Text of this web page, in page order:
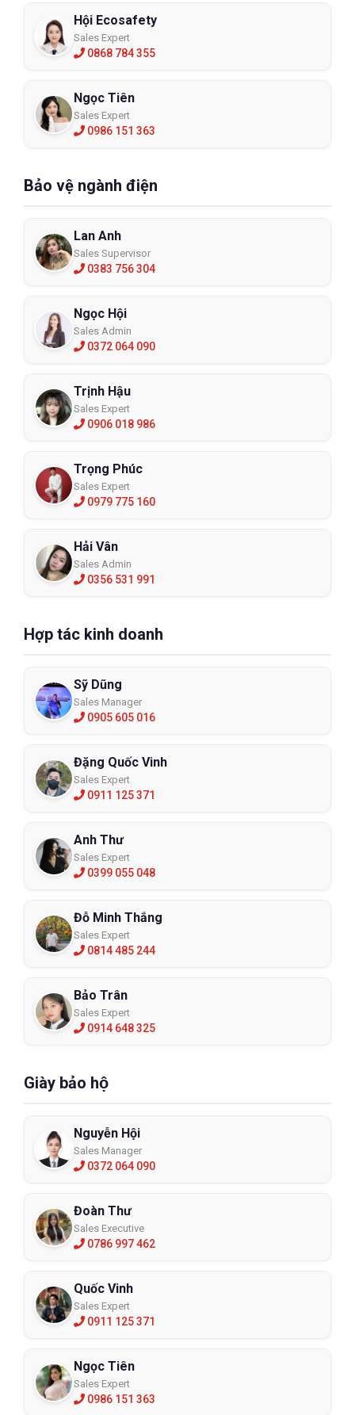
Hội Ecosafety
Sales Expert
0868 784 355
Ngọc Tiên
Sales Expert
0986 151 363
Bảo vệ ngành điện
Lan Anh
Sales Supervisor
0383 756 304
Ngọc Hội
Sales Admin
0372 064 090
Trịnh Hậu
Sales Expert
0906 018 986
Trọng Phúc
Sales Expert
0979 775 160
Hải Vân
Sales Admin
0356 531 991
Hợp tác kinh doanh
Sỹ Dũng
Sales Manager
0905 605 016
Đặng Quốc Vinh
Sales Expert
0911 125 371
Anh Thư
Sales Expert
0399 055 048
Đỗ Minh Thắng
Sales Expert
0814 485 244
Bảo Trân
Sales Expert
0914 648 325
Giày bảo hộ
Nguyễn Hội
Sales Manager
0372 064 090
Đoàn Thư
Sales Executive
0786 997 462
Quốc Vinh
Sales Expert
0911 125 371
Ngọc Tiên
Sales Expert
0986 151 363